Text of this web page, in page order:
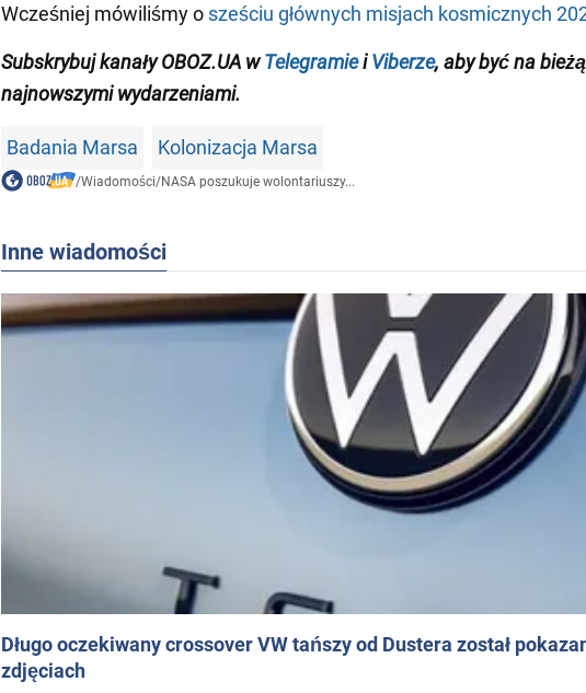
Wcześniej mówiliśmy o sześciu głównych misjach kosmicznych
Subskrybuj kanałyOBOZ.UA w Telegramiei Viberze, aby byćna
najnowszymi wydarzeniami.
Badania Marsa Kolonizacja Marsa
/Wiadomości/NASA poszukuje wolontariuszy...
Inne wiadomości
Długo oczekiwany crossover VW tańszy od Dustera został
zdjęciach